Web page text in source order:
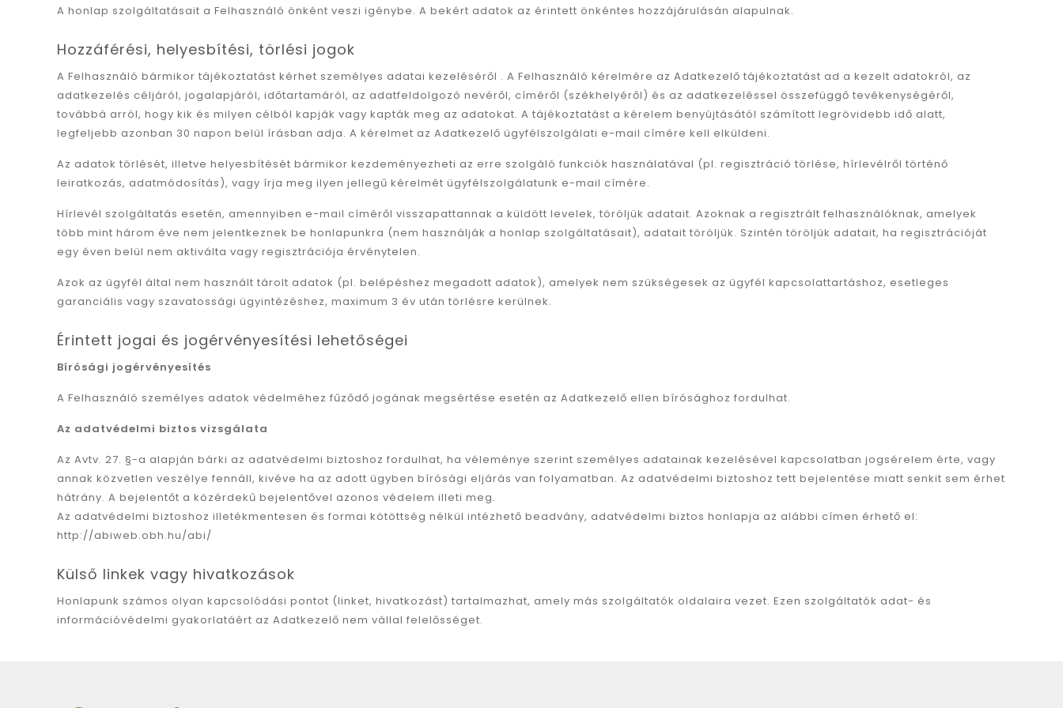
A honlap szolgáltatásait a Felhasználó önként veszi igénybe. A bekért adatok az érintett önkéntes hozzájárulásán alapulnak.
Hozzáférési, helyesbítési, törlési jogok
A Felhasználó bármikor tájékoztatást kérhet személyes adatai kezeléséről . A Felhasználó kérelmére az Adatkezelő tájékoztatást ad a kezelt adatokról, az
adatkezelés céljáról, jogalapjáról, időtartamáról, az adatfeldolgozó nevéről, címéről (székhelyéről) és az adatkezeléssel összefüggő tevékenységéről,
továbbá arról, hogy kik és milyen célból kapják vagy kapták meg az adatokat. A tájékoztatást a kérelem benyújtásától számított legrövidebb idő alatt,
legfeljebb azonban 30 napon belül írásban adja. A kérelmet az Adatkezelő ügyfélszolgálati e-mail címére kell elküldeni.
Az adatok törlését, illetve helyesbítését bármikor kezdeményezheti az erre szolgáló funkciók használatával (pl. regisztráció törlése, hírlevélről történő
leiratkozás, adatmódosítás), vagy írja meg ilyen jellegű kérelmét ügyfélszolgálatunk e-mail címére.
Hírlevél szolgáltatás esetén, amennyiben e-mail címéről visszapattannak a küldött levelek, töröljük adatait. Azoknak a regisztrált felhasználóknak, amelyek
több mint három éve nem jelentkeznek be honlapunkra (nem használják a honlap szolgáltatásait), adatait töröljük. Szintén töröljük adatait, ha regisztrációját
egy éven belül nem aktiválta vagy regisztrációja érvénytelen.
Azok az ügyfél által nem használt tárolt adatok (pl. belépéshez megadott adatok), amelyek nem szükségesek az ügyfél kapcsolattartáshoz, esetleges
garanciális vagy szavatossági ügyintézéshez, maximum 3 év után törlésre kerülnek.
Érintett jogai és jogérvényesítési lehetőségei
Bírósági jogérvényesítés
A Felhasználó személyes adatok védelméhez fűződő jogának megsértése esetén az Adatkezelő ellen bírósághoz fordulhat.
Az adatvédelmi biztos vizsgálata
Az Avtv. 27. §-a alapján bárki az adatvédelmi biztoshoz fordulhat, ha véleménye szerint személyes adatainak kezelésével kapcsolatban jogsérelem érte, vagy
annak közvetlen veszélye fennáll, kivéve ha az adott ügyben bírósági eljárás van folyamatban. Az adatvédelmi biztoshoz tett bejelentése miatt senkit sem érhet
hátrány. A bejelentőt a közérdekű bejelentővel azonos védelem illeti meg.
Az adatvédelmi biztoshoz illetékmentesen és formai kötöttség nélkül intézhető beadvány, adatvédelmi biztos honlapja az alábbi címen érhető el:
http://abiweb.obh.hu/abi/
Külső linkek vagy hivatkozások
Honlapunk számos olyan kapcsolódási pontot (linket, hivatkozást) tartalmazhat, amely más szolgáltatók oldalaira vezet. Ezen szolgáltatók adat- és
információvédelmi gyakorlatáért az Adatkezelő nem vállal felelősséget.